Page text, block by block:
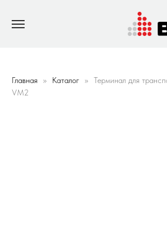
Главная Каталог
Терминал для
VM2